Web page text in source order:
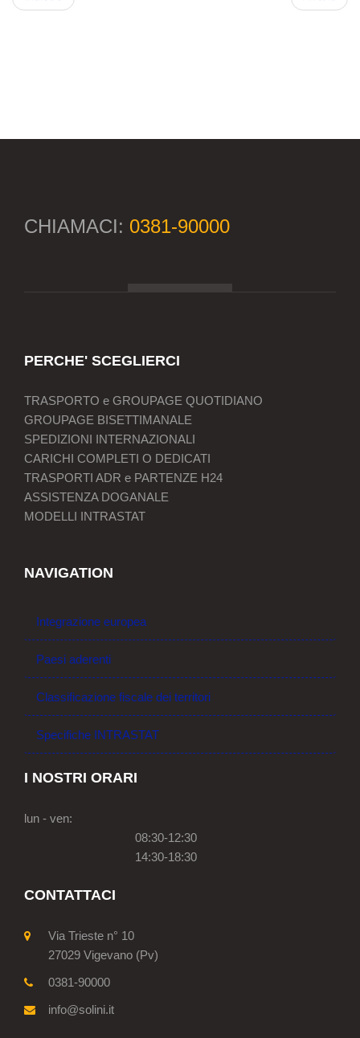
CHIAMACI: 0381-90000
PERCHE' SCEGLIERCI
TRASPORTO e GROUPAGE QUOTIDIANO
GROUPAGE BISETTIMANALE
SPEDIZIONI INTERNAZIONALI
CARICHI COMPLETI O DEDICATI
TRASPORTI ADR e PARTENZE H24
ASSISTENZA DOGANALE
MODELLI INTRASTAT
NAVIGATION
Integrazione europea
Paesi aderenti
Classificazione fiscale dei territori
Specifiche INTRASTAT
I NOSTRI ORARI
lun - ven:
08:30-12:30
14:30-18:30
CONTATTACI
Via Trieste n° 10
27029 Vigevano (Pv)
0381-90000
info@solini.it